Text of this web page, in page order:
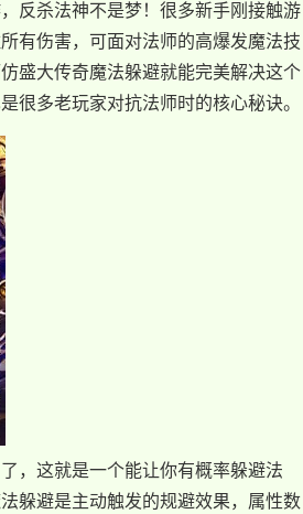
反杀法神不是梦！很多新手刚接触游
有伤害，可面对法师的高爆发魔法技
盛大传奇魔法躲避就能完美解决这个
很多老玩家对抗法师时的核心秘诀。
，这就是一个能让你有概率躲避法
躲避是主动触发的规避效果，属性数